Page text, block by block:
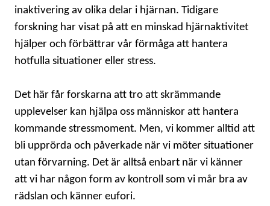
inaktivering av olika delar i hjärnan. Tidigare
forskning har visat på att en minskad hjärnaktivitet
hjälper och förbättrar vår förmåga att hantera
hotfulla situationer eller stress.
Det här får forskarna att tro att skrämmande
upplevelser kan hjälpa oss människor att hantera
kommande stressmoment. Men, vi kommer alltid att
bli upprörda och påverkade när vi möter situationer
utan förvarning. Det är alltså enbart när vi känner
att vi har någon form av kontroll som vi mår bra av
rädslan och känner eufori.